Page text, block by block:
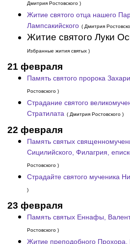
Дмитрия Ростовского )
Житие святого отца нашего
Лампсакийского ( Дмитрия
Житие святого Луки
Избранные жития святых )
21 февраля
Память святого пророка
Ростовского )
Страдание святого
Стратилата ( Дмитрия Ростовского )
22 февраля
Память святых
Сицилийского, Филагрия,
Ростовского )
Страдайте святого мученика
)
23 февраля
Память святых Еннафы,
Ростовского )
Житие преподобного Прохора,